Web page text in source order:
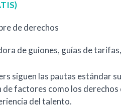
de derechos
de guiones, guías de
siguen las pautas estándar
factores como los derechos
del talento.